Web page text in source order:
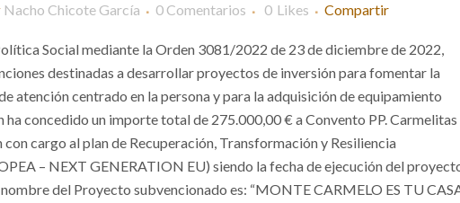
Nacho Chicote García 0 Comentarios 0 Likes Compartir
Social mediante la Orden 3081/2022 de 23 de diciembre de 2022,
destinadas a desarrollar proyectos de inversión para fomentar la
atención centrado en la persona y para la adquisición de equipamiento
concedido un importe total de 275.000,00 € a Convento PP. Carmelitas
cargo al plan de Recuperación, Transformación y Resiliencia
– NEXT GENERATION EU) siendo la fecha de ejecución del
del Proyecto subvencionado es: “MONTE CARMELO ES TU